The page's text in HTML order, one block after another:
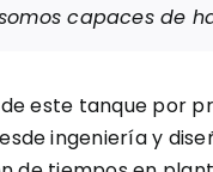
capaces de
este tanque por
ingeniería y